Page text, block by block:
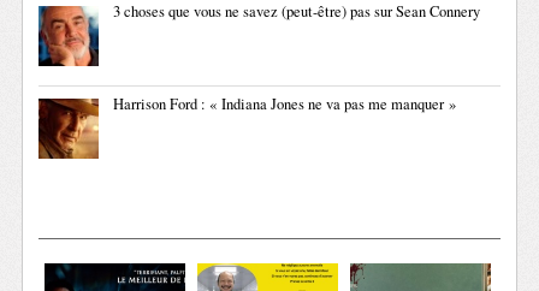
3 choses que vous ne savez (peut-être) pas sur Sean Connery
Harrison Ford : « Indiana Jones ne va pas me manquer »